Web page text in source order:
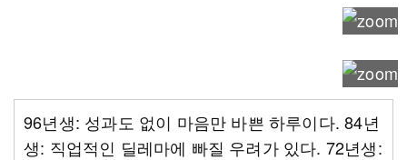
96년생: 성과도 없이 마음만 바쁜 하루이다. 84년
생: 직업적인 딜레마에 빠질 우려가 있다. 72년생: